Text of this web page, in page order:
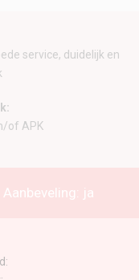
service, duidelijk en
of APK
Aanbeveling: ja